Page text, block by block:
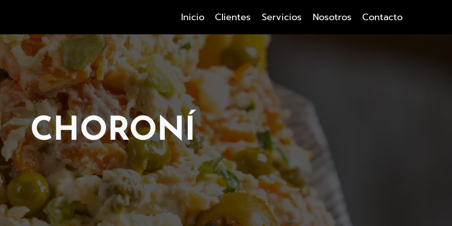
Inicio Clientes Servicios Nosotros Contacto
CHORONÍ